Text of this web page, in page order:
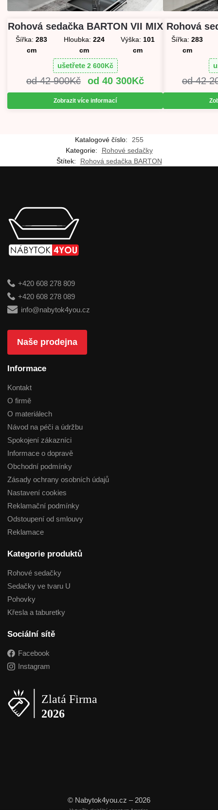
Rohová sedačka BARTON VII MIX
Šířka: 283
cm
Hloubka: 224
cm
Výška: 101
cm
ušetřete 2 600Kč
42 900Kč 40 300Kč
Zobrazit více informací
Rohová
Šířka: 283
cm
42
Katalogové číslo:
255
Kategorie:
Rohové sedačky
Štítek:
Rohová sedačka BARTON
+420 608 278 809
+420 608 278 089
info@nabytok4you.cz
Naše prodejna
Informace
Kontakt
O firmě
O materiálech
Návod na péči a údržbu
Spokojení zákazníci
Informace o dopravě
Obchodní podmínky
Zásady ochrany osobních údajů
Nastavení cookies
Reklamační podmínky
Odstoupení od smlouvy
Reklamace
Kategorie produktů
Rohové sedačky
Sedačky ve tvaru U
Pohovky
Křesla a taburetky
Sociální sítě
Facebook
Instagram
© Nabytok4you.cz – 2026